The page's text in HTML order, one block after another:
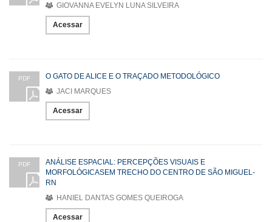
GIOVANNA EVELYN LUNA SILVEIRA
Acessar
PDF
O GATO DE ALICE E O TRAÇADO METODOLÓGICO
JACI MARQUES
Acessar
PDF
ANÁLISE ESPACIAL: PERCEPÇÕES VISUAIS E
MORFOLÓGICASEM TRECHO DO CENTRO DE SÃO MIGUEL-
RN
HANIEL DANTAS GOMES QUEIROGA
Acessar